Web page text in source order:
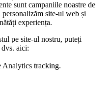
sunt campaniile noastre de
personalizăm site-ul web și
experiența.
pe site-ul nostru, puteți
aici:
Analytics tracking.